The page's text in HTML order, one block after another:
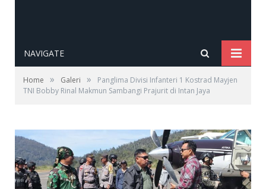
NAVIGATE
Home » Galeri »
Panglima Divisi Infanteri 1 Kostrad Mayjen
TNI Bobby Rinal Makmun Sambangi Prajurit di Intan Jaya